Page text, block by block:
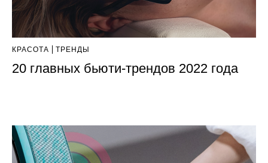
КРАСОТА ТРЕНДЫ
20 главных бьюти-трендов 2022 года